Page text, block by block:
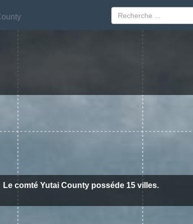
Le comté Yutai County posséde 15 villes.